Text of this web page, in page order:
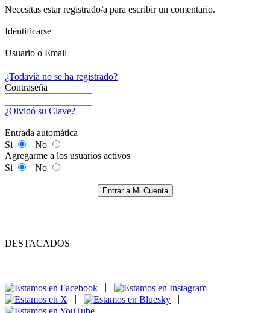
Necesitas estar registrado/a para escribir un comentario.
Identificarse
Usuario o Email
¿Todavía no se ha registrado?
Contraseña
¿Olvidó su Clave?
Entrada automática
Si
No
Agregarme a los usuarios activos
Si
No
Entrar a Mi Cuenta
DESTACADOS
|
|